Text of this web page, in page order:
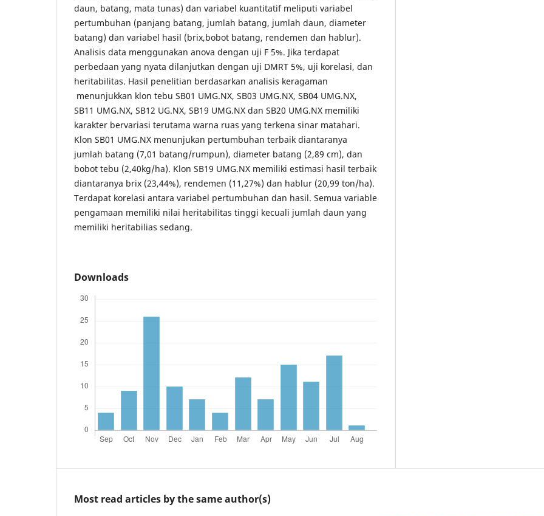
daun, batang, mata tunas) dan variabel kuantitatif meliputi variabel
pertumbuhan (panjang batang, jumlah batang, jumlah daun, diameter
batang) dan variabel hasil (brix,bobot batang, rendemen dan hablur).
Analisis data menggunakan anova dengan uji F 5%. Jika terdapat
perbedaan yang nyata dilanjutkan dengan uji DMRT 5%, uji korelasi, dan
heritabilitas. Hasil penelitian berdasarkan analisis keragaman
menunjukkan klon tebu SB01 UMG.NX, SB03 UMG.NX, SB04 UMG.NX,
SB11 UMG.NX, SB12 UG.NX, SB19 UMG.NX dan SB20 UMG.NX memiliki
karakter bervariasi terutama warna ruas yang terkena sinar matahari.
Klon SB01 UMG.NX menunjukan pertumbuhan terbaik diantaranya
jumlah batang (7,01 batang/rumpun), diameter batang (2,89 cm), dan
bobot tebu (2,40kg/ha). Klon SB19 UMG.NX memiliki estimasi hasil terbaik
diantaranya brix (23,44%), rendemen (11,27%) dan hablur (20,99 ton/ha).
Terdapat korelasi antara variabel pertumbuhan dan hasil. Semua variable
pengamaan memiliki nilai heritabilitas tinggi kecuali jumlah daun yang
memiliki heritabilias sedang.
Downloads
Most read articles by the same author(s)